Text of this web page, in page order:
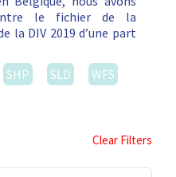
le fichier de la
la DIV 2019 d’une part
SHP SLD
WFS
Clear Filters